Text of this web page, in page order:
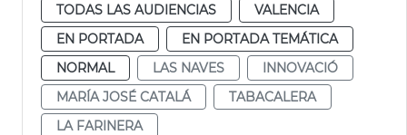
TODAS LAS AUDIENCIAS
VALENCIA
EN PORTADA
EN PORTADA TEMÁTICA
NORMAL
LAS NAVES
INNOVACIÓ
MARÍA JOSÉ CATALÁ
TABACALERA
LA FARINERA